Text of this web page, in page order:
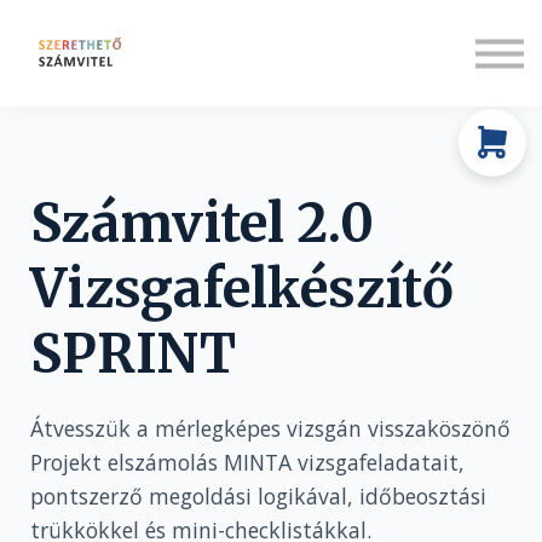
Társadalmi felelősségvállalás
Számvitel 2.0
Vizsgafelkészítő
SPRINT
Átvesszük a mérlegképes vizsgán visszaköszönő
Projekt elszámolás MINTA vizsgafeladatait,
pontszerző megoldási logikával, időbeosztási
trükkökkel és mini-checklistákkal.